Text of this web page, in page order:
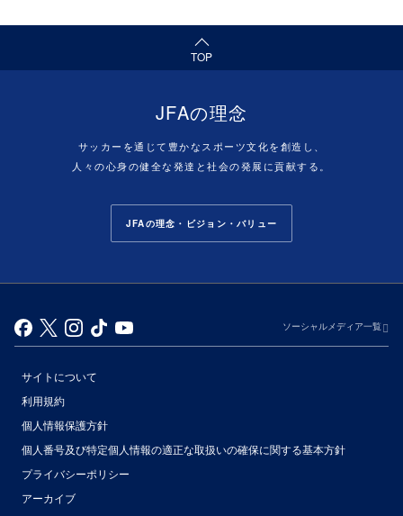
TOP
（ページの先頭へ）
JFAの理念
サッカーを通じて豊かなスポーツ文化を創造し、
人々の心身の健全な発達と社会の発展に貢献する。
JFAの理念・ビジョン・バリュー
ソーシャルメディア一覧
サイトについて
利用規約
個人情報保護方針
個人番号及び特定個人情報の適正な取扱いの確保に関する基本方針
プライバシーポリシー
アーカイブ